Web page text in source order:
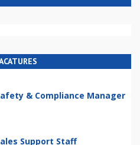
& Compliance Manager
Support Staff